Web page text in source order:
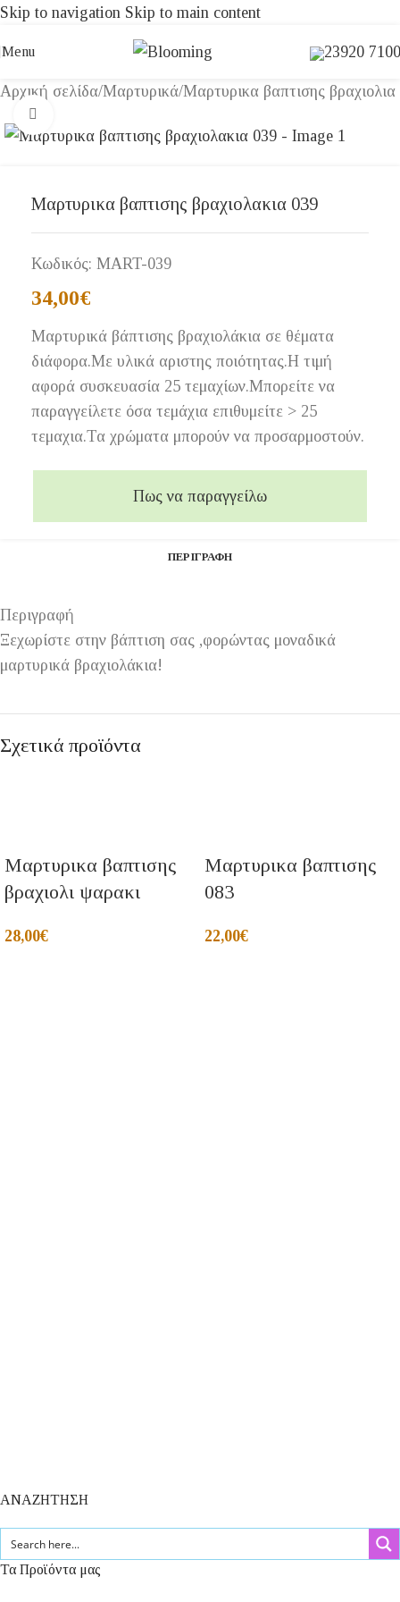
Skip to navigation Skip to main content
Menu 23920
Αρχική σελίδα/Μαρτυρικά/Μαρτυρικα βαπτισης βραχιολια
Μαρτυρικα βαπτισης βραχιολακια 039
Κωδικός: MART-039
34,00€
Μαρτυρικά βάπτισης βραχιολάκια σε θέματα
διάφορα.Με υλικά αριστης ποιότητας.Η τιμή
αφορά συσκευασία 25 τεμαχίων.Μπορείτε να
παραγγείλετε όσα τεμάχια επιθυμείτε > 25
τεμαχια.Τα χρώματα μπορούν να προσαρμοστούν.
Πως να παραγγείλω
ΠΕΡΙΓΡΑΦΉ
Περιγραφή
Ξεχωρίστε στην βάπτιση σας ,φορώντας μοναδικά
μαρτυρικά βραχιολάκια!
Σχετικά προϊόντα
Μαρτυρικα βαπτισης
βραχιολι ψαρακι
28,00€
Μαρτυρικα βαπτισης
083
22,00€
ΑΝΑΖΗΤΗΣΗ
Τα Προϊόντα μας